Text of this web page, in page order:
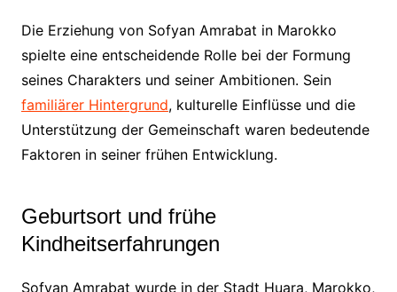
Die Erziehung von Sofyan Amrabat in Marokko
spielte eine entscheidende Rolle bei der Formung
seines Charakters und seiner Ambitionen. Sein
familiärer Hintergrund, kulturelle Einflüsse und die
Unterstützung der Gemeinschaft waren bedeutende
Faktoren in seiner frühen Entwicklung.
Geburtsort und frühe
Kindheitserfahrungen
Sofyan Amrabat wurde in der Stadt Huara, Marokko,